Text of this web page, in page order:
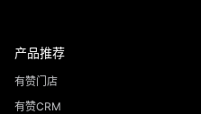
产品推荐
有赞门店
有赞CRM